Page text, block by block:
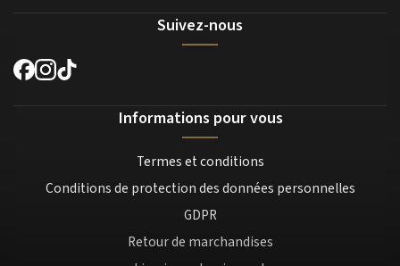
Suivez-nous
Informations pour vous
Termes et conditions
Conditions de protection des données personnelles
GDPR
Retour de marchandises